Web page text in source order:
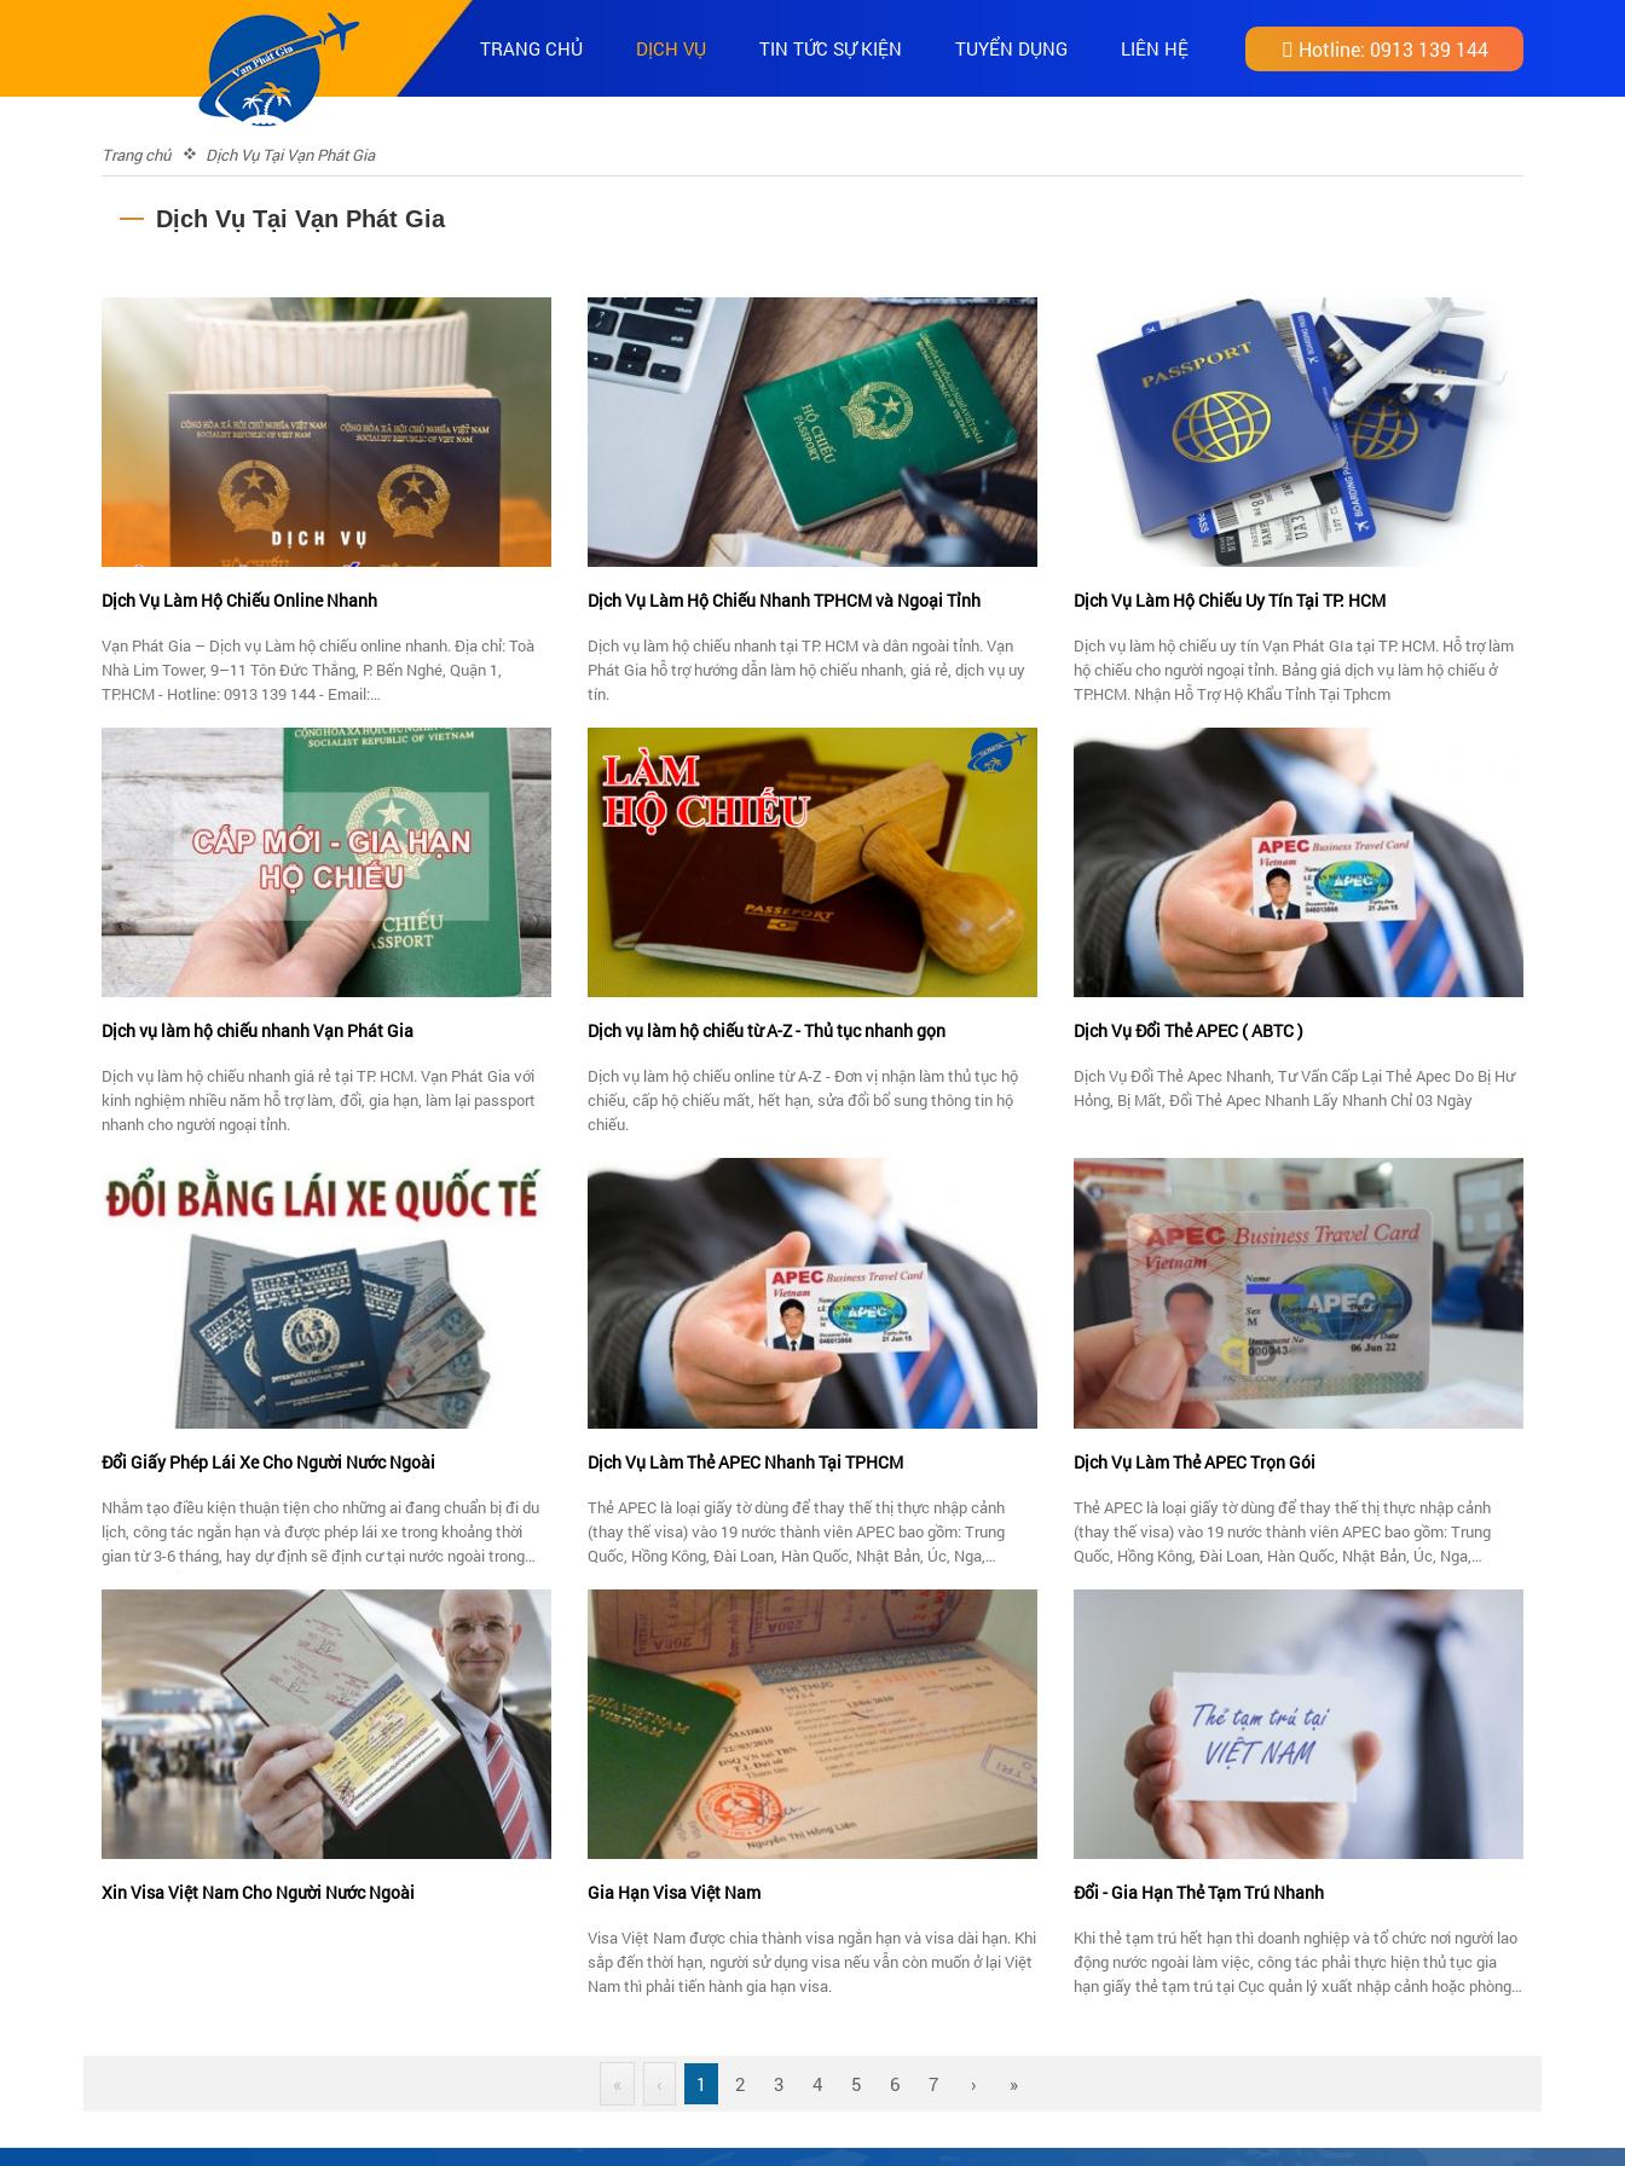
TRANG CHỦ DỊCH VỤ TIN TỨC SỰ KIỆN TUYỂN DỤNG LIÊN HỆ Hotline: 0913 139 144
Trang chủ Dịch Vụ Tại Vạn Phát Gia
Dịch Vụ Tại Vạn Phát Gia
Dịch Vụ Làm Hộ Chiếu Online Nhanh
Vạn Phát Gia – Dịch vụ Làm hộ chiếu online nhanh. Địa chỉ: Toà
Nhà Lim Tower, 9–11 Tôn Đức Thắng, P. Bến Nghé, Quận 1,
TP.HCM - Hotline: 0913 139 144 - Email:
https://vanphatgia.com
Dịch Vụ Làm Hộ Chiếu Nhanh TPHCM và Ngoại Tỉnh
Dịch vụ làm hộ chiếu nhanh tại TP. HCM và dân ngoài tỉnh. Vạn
Phát Gia hỗ trợ hướng dẫn làm hộ chiếu nhanh, giá rẻ, dịch vụ uy
tín.
Dịch Vụ Làm Hộ Chiếu Uy Tín Tại TP. HCM
Dịch vụ làm hộ chiếu uy tín Vạn Phát GIa tại TP. HCM. Hỗ trợ làm
hộ chiếu cho người ngoại tỉnh. Bảng giá dịch vụ làm hộ chiếu ở
TP.HCM. Nhận Hỗ Trợ Hộ Khẩu Tỉnh Tại Tphcm
Dịch vụ làm hộ chiếu nhanh Vạn Phát Gia
Dịch vụ làm hộ chiếu nhanh giá rẻ tại TP. HCM. Vạn Phát Gia với
kinh nghiệm nhiều năm hỗ trợ làm, đổi, gia hạn, làm lại passport
nhanh cho người ngoại tỉnh.
Dịch vụ làm hộ chiếu từ A-Z - Thủ tục nhanh gọn
Dịch vụ làm hộ chiếu online từ A-Z - Đơn vị nhận làm thủ tục hộ
chiếu, cấp hộ chiếu mất, hết hạn, sửa đổi bổ sung thông tin hộ
chiếu.
Dịch Vụ Đổi Thẻ APEC ( ABTC )
Dịch Vụ Đổi Thẻ Apec Nhanh, Tư Vấn Cấp Lại Thẻ Apec Do Bị Hư
Hỏng, Bị Mất, Đổi Thẻ Apec Nhanh Lấy Nhanh Chỉ 03 Ngày
Đổi Giấy Phép Lái Xe Cho Người Nước Ngoài
Nhằm tạo điều kiện thuận tiện cho những ai đang chuẩn bị đi du
lịch, công tác ngắn hạn và được phép lái xe trong khoảng thời
gian từ 3-6 tháng, hay dự định sẽ định cư tại nước ngoài trong
dịch vụ chuyển đổi Bằng Lái Xe Việt Nam Sang Quốc Tế
International Driver’s License để thuận tiện cho việc sử dụng của
ban tại hơn 190 Quốc gia và lãnh thổ trên toàn thế giới.
Dịch Vụ Làm Thẻ APEC Nhanh Tại TPHCM
Thẻ APEC là loại giấy tờ dùng để thay thế thị thực nhập cảnh
(thay thế visa) vào 19 nước thành viên APEC bao gồm: Trung
Quốc, Hồng Kông, Đài Loan, Hàn Quốc, Nhật Bản, Úc, Nga,
Zealand, Mêxicô, Chilê, Brunây, Pêru, Papua New Guinea và Việt
Nam.
Dịch Vụ Làm Thẻ APEC Trọn Gói
Thẻ APEC là loại giấy tờ dùng để thay thế thị thực nhập cảnh
(thay thế visa) vào 19 nước thành viên APEC bao gồm: Trung
Quốc, Hồng Kông, Đài Loan, Hàn Quốc, Nhật Bản, Úc, Nga,
Zealand, Mêxicô, Chilê, Brunây, Pêru, Papua New Guinea và Việt
Xin Visa Việt Nam Cho Người Nước Ngoài Gia Hạn Visa Việt Nam
Visa Việt Nam được chia thành visa ngắn hạn và visa dài hạn. Khi
sắp đến thời hạn, người sử dụng visa nếu vẫn còn muốn ở lại Việt
Nam thì phải tiến hành gia hạn visa.
Đổi - Gia Hạn Thẻ Tạm Trú Nhanh
Khi thẻ tạm trú hết hạn thì doanh nghiệp và tổ chức nơi người lao
động nước ngoài làm việc, công tác phải thực hiện thủ tục gia
hạn giấy thẻ tạm trú tại Cục quản lý xuất nhập cảnh hoặc phòng
« ‹ 1 2 3 4 5 6 7 › »